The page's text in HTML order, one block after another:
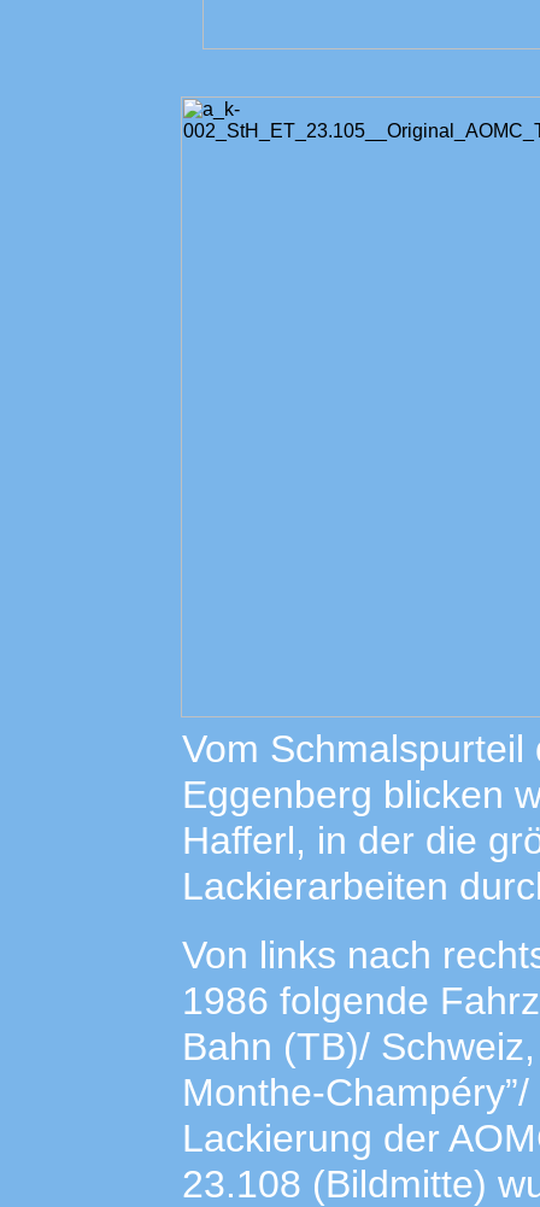
Vom
Eggenberg blicken
Hafferl, in der die
Lackierarbeiten
Von links nach
1986 folgende
Bahn (TB)/
Monthe-
Lackierung der
23.108 (Bildmitte)